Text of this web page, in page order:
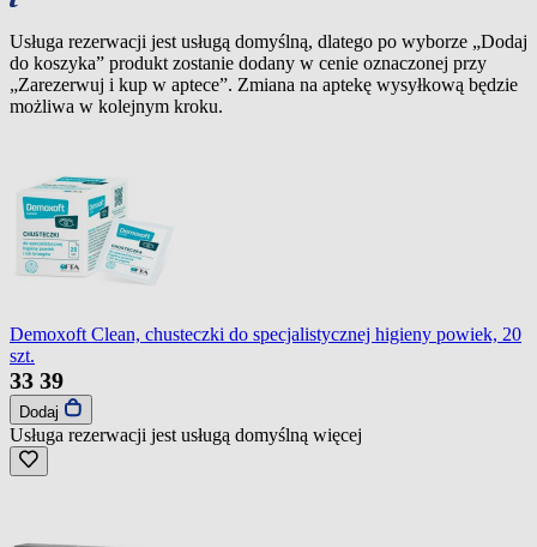
Usługa rezerwacji jest usługą domyślną, dlatego po wyborze „Dodaj
do koszyka” produkt zostanie dodany w cenie oznaczonej przy
„Zarezerwuj i kup w aptece”. Zmiana na aptekę wysyłkową będzie
możliwa w kolejnym kroku.
Demoxoft Clean, chusteczki do specjalistycznej higieny powiek, 20
szt.
33 39
Dodaj
Usługa rezerwacji jest usługą domyślną więcej